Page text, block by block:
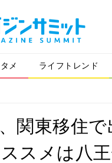
メ ライフトレンド
関東移住
スメは八